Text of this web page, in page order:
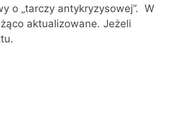
o „tarczy antykryzysowej”. W
aktualizowane. Jeżeli